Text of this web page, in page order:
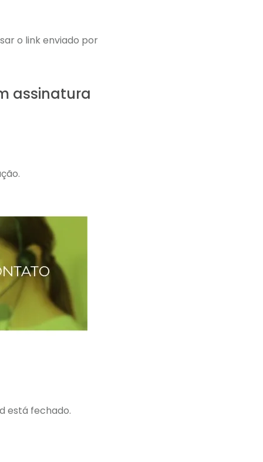
o link enviado por
assinatura
está fechado.